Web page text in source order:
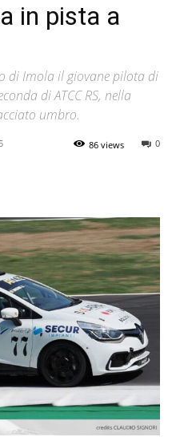
in pista a
di Imola il giovane pilota di
di ATCC RS, nella
umbro.
0
86 views